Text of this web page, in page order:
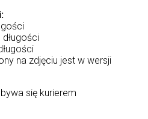
na zdjęciu jest w wersji
się kurierem